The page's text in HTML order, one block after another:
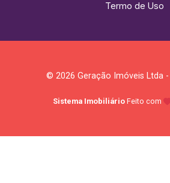
Termo de Uso
© 2026 Geração Imóveis Ltda -
Sistema Imobiliário Feito com